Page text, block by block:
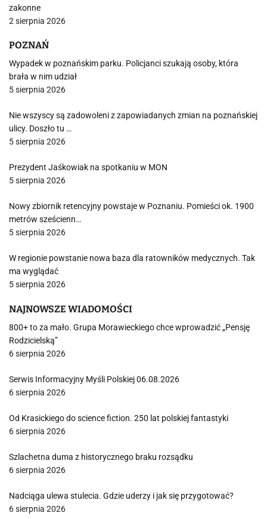
zakonne
2 sierpnia 2026
POZNAŃ
Wypadek w poznańskim parku. Policjanci szukają osoby, która
brała w nim udział
5 sierpnia 2026
Nie wszyscy są zadowoleni z zapowiadanych zmian na poznańskiej
ulicy. Doszło tu …
5 sierpnia 2026
Prezydent Jaśkowiak na spotkaniu w MON
5 sierpnia 2026
Nowy zbiornik retencyjny powstaje w Poznaniu. Pomieści ok. 1900
metrów sześcienn…
5 sierpnia 2026
W regionie powstanie nowa baza dla ratowników medycznych. Tak
ma wyglądać
5 sierpnia 2026
NAJNOWSZE WIADOMOŚCI
800+ to za mało. Grupa Morawieckiego chce wprowadzić „Pensję
Rodzicielską”
6 sierpnia 2026
Serwis Informacyjny Myśli Polskiej 06.08.2026
6 sierpnia 2026
Od Krasickiego do science fiction. 250 lat polskiej fantastyki
6 sierpnia 2026
Szlachetna duma z historycznego braku rozsądku
6 sierpnia 2026
Nadciąga ulewa stulecia. Gdzie uderzy i jak się przygotować?
6 sierpnia 2026